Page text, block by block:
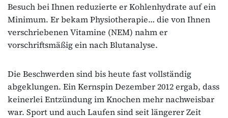
Besuch bei Ihnen reduzierte er Kohlenhydrate auf ein
Minimum. Er bekam Physiotherapie… die von Ihnen
verschriebenen Vitamine (NEM) nahm er
vorschriftsmäßig ein nach Blutanalyse.
Die Beschwerden sind bis heute fast vollständig
abgeklungen. Ein Kernspin Dezember 2012 ergab, dass
keinerlei Entzündung im Knochen mehr nachweisbar
war. Sport und auch Laufen sind seit längerer Zeit